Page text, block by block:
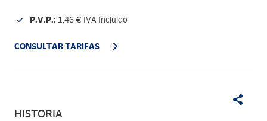
P.V.P.: 1,46 € IVA Incluido
CONSULTAR TARIFAS
HISTORIA